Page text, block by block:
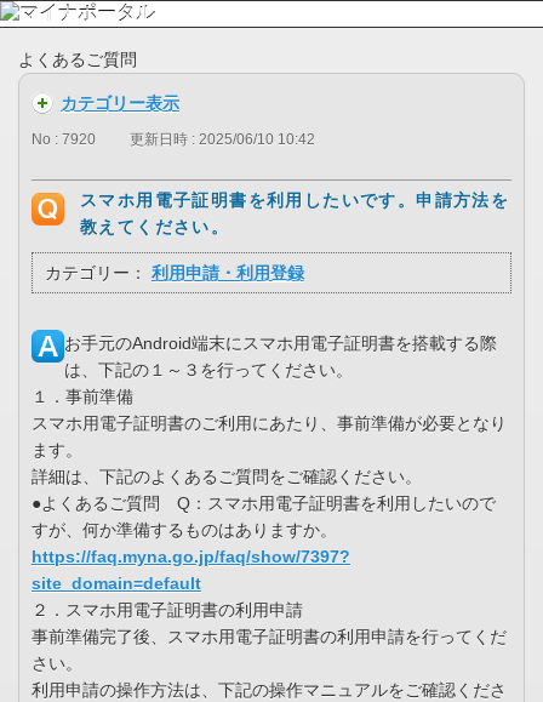
よくあるご質問
カテゴリー表示
No : 7920 更新日時 : 2025/06/10 10:42
スマホ用電子証明書を利用したいです。申請方法を
教えてください。
カテゴリー： 利用申請・利用登録
お手元のAndroid端末にスマホ用電子証明書を搭載する際
は、下記の１～３を行ってください。
１．事前準備
スマホ用電子証明書のご利用にあたり、事前準備が必要となり
ます。
詳細は、下記のよくあるご質問をご確認ください。
●よくあるご質問 Q：スマホ用電子証明書を利用したいので
すが、何か準備するものはありますか。
https://faq.myna.go.jp/faq/show/7397?
site_domain=default
２．スマホ用電子証明書の利用申請
事前準備完了後、スマホ用電子証明書の利用申請を行ってくだ
さい。
利用申請の操作方法は、下記の操作マニュアルをご確認くださ